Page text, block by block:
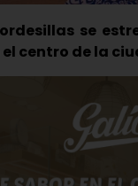
se
centro de la